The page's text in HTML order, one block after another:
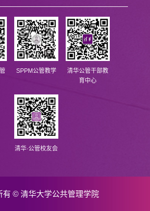
SPPM公管教学
清华公管干部教
育中心
清华·公管校友会
有 © 清华大学公共管理学院